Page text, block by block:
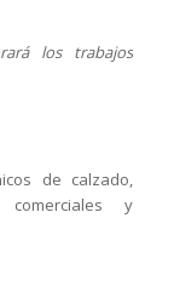
los trabajos
de calzado,
comerciales y